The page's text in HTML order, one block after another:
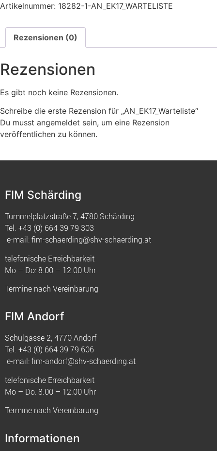
Artikelnummer: 18282-1-AN_EK17_WARTELISTE
Rezensionen (0)
Rezensionen
Es gibt noch keine Rezensionen.
Schreibe die erste Rezension für „AN_EK17_Warteliste“
Du musst angemeldet sein, um eine Rezension
veröffentlichen zu können.
FIM Schärding
Tummelplatzstraße 7, 4780 Schärding
Tel. +43 (0) 664 39 79 303
e-mail:fim-schaerding@shv-schaerding.at
telefonische Erreichbarkeit
Mo – Do: 8.00 – 12.00 Uhr
Termine nach Vereinbarung
FIM Andorf
Schulgasse 2, 4770 Andorf
Tel. +43 (0) 664 39 79 606
e-mail:fim-andorf@shv-schaerding.at
telefonische Erreichbarkeit
Mo – Do: 8.00 – 12.00 Uhr
Termine nach Vereinbarung
Informationen